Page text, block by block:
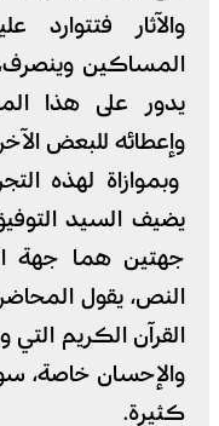
والآثار فتتوارد
المساكين
يدور على هذا
وإعطائه للبعض
وبموازاة لهذه
يضيف السيد
جهتين هما جهة
النص، يقول
القرآن الكريم التي
والإحسان خاصة،
كثيرة.